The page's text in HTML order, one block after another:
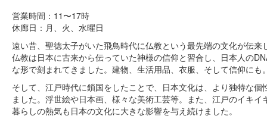
営業時間：11〜17時
休廊日：月、火、水曜日
遠い昔、聖徳太子がいた飛鳥時代に仏教という最先端の文化が伝来
仏教は日本に古来から伝っていた神様の信仰と習合し、日本人の
な形で刻まれてきました。建物、生活用品、衣服、そして信仰にも
そして、江戸時代に鎖国をしたことで、日本文化は、より独特な個
ました。浮世絵や日本画、様々な美術工芸等。また、江戸のイキイ
暮らしの熱気も日本の文化に大きな影響を与え続けました。